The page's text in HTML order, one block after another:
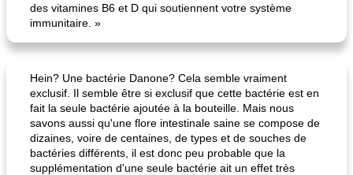
des vitamines B6 et D qui soutiennent votre système
immunitaire. »
Hein? Une bactérie Danone? Cela semble vraiment
exclusif. Il semble être si exclusif que cette bactérie est en
fait la seule bactérie ajoutée à la bouteille. Mais nous
savons aussi qu'une flore intestinale saine se compose de
dizaines, voire de centaines, de types et de souches de
bactéries différents, il est donc peu probable que la
supplémentation d'une seule bactérie ait un effet très